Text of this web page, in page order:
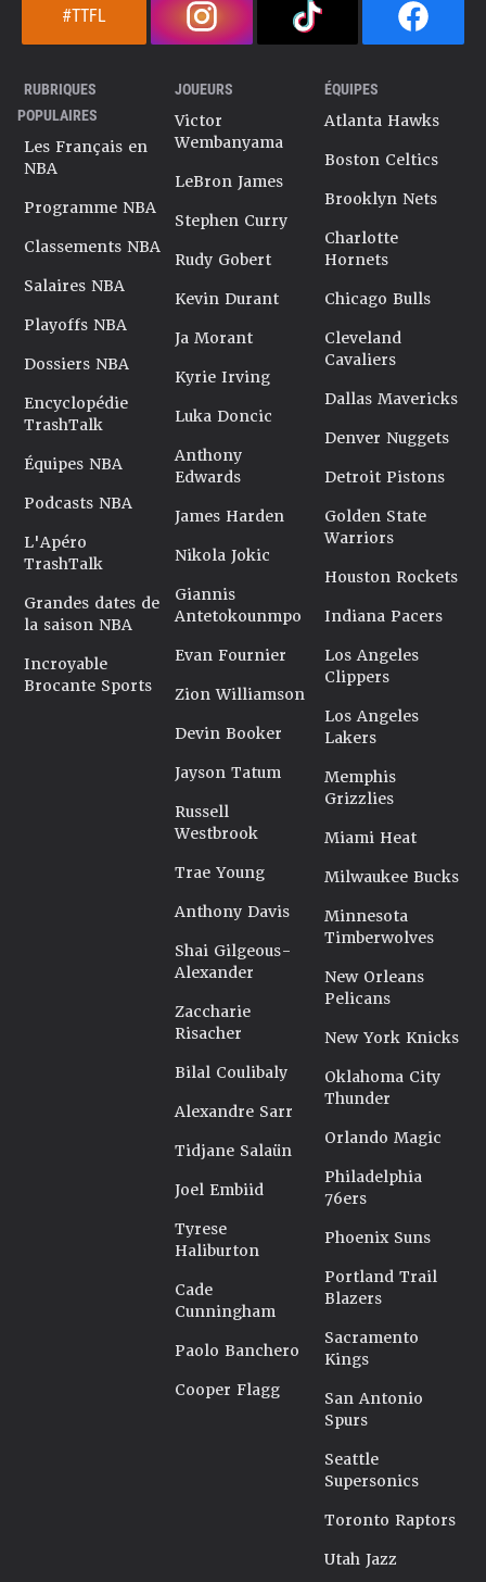
#TTFL
RUBRIQUES
POPULAIRES
Les Français en
NBA
Programme NBA
Classements NBA
Salaires NBA
Playoffs NBA
Dossiers NBA
Encyclopédie
TrashTalk
Équipes NBA
Podcasts NBA
L'Apéro
TrashTalk
Grandes dates de
la saison NBA
Incroyable
Brocante Sports
JOUEURS
Victor
Wembanyama
LeBron James
Stephen Curry
Rudy Gobert
Kevin Durant
Ja Morant
Kyrie Irving
Luka Doncic
Anthony
Edwards
James Harden
Nikola Jokic
Giannis
Antetokounmpo
Evan Fournier
Zion Williamson
Devin Booker
Jayson Tatum
Russell
Westbrook
Trae Young
Anthony Davis
Shai Gilgeous-
Alexander
Zaccharie
Risacher
Bilal Coulibaly
Alexandre Sarr
Tidjane Salaün
Joel Embiid
Tyrese
Haliburton
Cade
Cunningham
Paolo Banchero
Cooper Flagg
ÉQUIPES
Atlanta Hawks
Boston Celtics
Brooklyn Nets
Charlotte
Hornets
Chicago Bulls
Cleveland
Cavaliers
Dallas Mavericks
Denver Nuggets
Detroit Pistons
Golden State
Warriors
Houston Rockets
Indiana Pacers
Los Angeles
Clippers
Los Angeles
Lakers
Memphis
Grizzlies
Miami Heat
Milwaukee Bucks
Minnesota
Timberwolves
New Orleans
Pelicans
New York Knicks
Oklahoma City
Thunder
Orlando Magic
Philadelphia
76ers
Phoenix Suns
Portland Trail
Blazers
Sacramento
Kings
San Antonio
Spurs
Seattle
Supersonics
Toronto Raptors
Utah Jazz